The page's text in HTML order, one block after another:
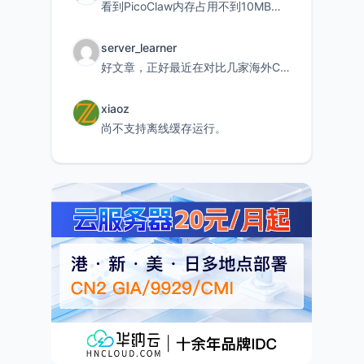
看到PicoClaw内存占用不到10MB这个数据真的很惊喜，确实很适合我这种想用旧设备折腾AI的小白
server_learner
好文章，正好最近在对比几家海外CDN。文中提到CF免费版不支持自定义回源端口和HOST这个痛点太真实
xiaoz
尚不支持离线缓存运行。